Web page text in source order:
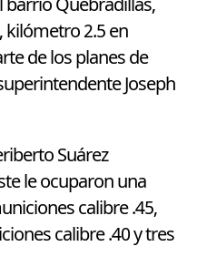
barrio Quebradillas,
kilómetro 2.5 en
de los planes de
Joseph
Suárez
le ocuparon una
calibre .45,
calibre .40 y tres